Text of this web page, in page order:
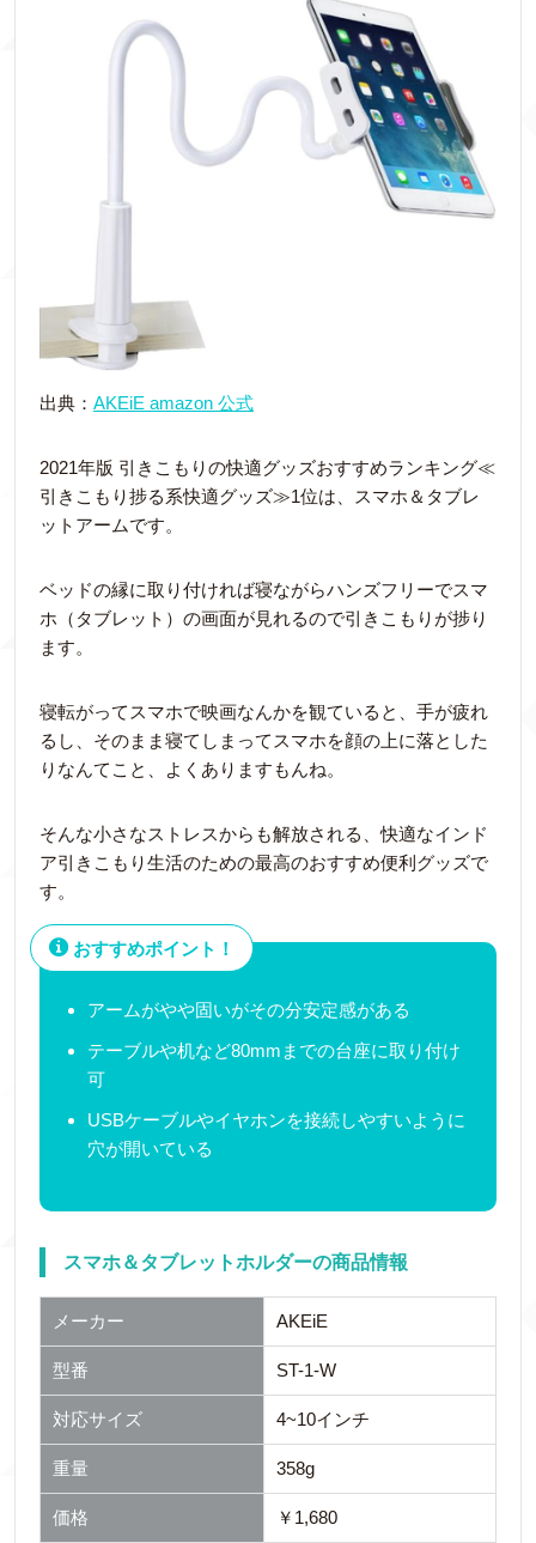
出典： AKEiE amazon 公式
2021年版 引きこもりの快適グッズおすすめランキング≪
引きこもり捗る系快適グッズ≫1位は、スマホ＆タブレ
ットアームです。
ベッドの縁に取り付ければ寝ながらハンズフリーでスマ
ホ（タブレット）の画面が見れるので引きこもりが捗り
ます。
寝転がってスマホで映画なんかを観ていると、手が疲れ
るし、そのまま寝てしまってスマホを顔の上に落とした
りなんてこと、よくありますもんね。
そんな小さなストレスからも解放される、快適なインド
ア引きこもり生活のための最高のおすすめ便利グッズで
す。
おすすめポイント！
アームがやや固いがその分安定感がある
テーブルや机など80mmまでの台座に取り付け
可
USBケーブルやイヤホンを接続しやすいように
穴が開いている
スマホ＆タブレットホルダーの商品情報
メーカー AKEiE
型番 ST-1-W
対応サイズ 4~10インチ
重量 358g
価格 ￥1,680